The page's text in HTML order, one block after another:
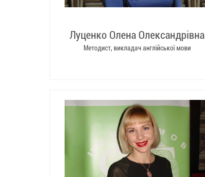
Луценко Олена Олександрівна
Методист, викладач англійської мови